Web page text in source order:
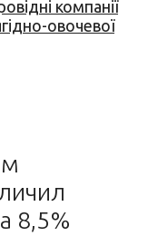
компанії
овочевої
8,5%